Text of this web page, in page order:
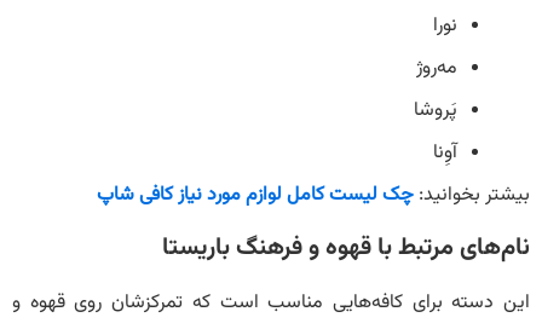
نورا
مه‌روژ
پَروشا
آوِنا
بیشتر بخوانید: چک لیست کامل لوازم مورد نیاز کافی شاپ
نام‌های مرتبط با قهوه و فرهنگ باریستا
این دسته برای کافه‌هایی مناسب است که تمرکزشان روی قهوه و